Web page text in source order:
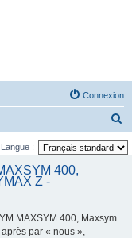
Connexion
c
Langue :
400,
Z -
MAXSYM 400, Maxsym
par « nous »,